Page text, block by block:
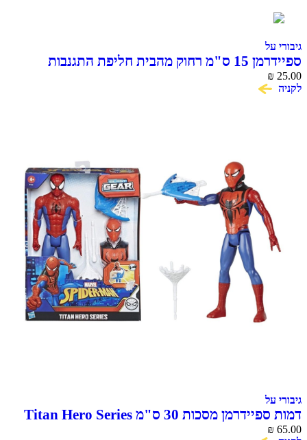
גיבורי על
ספיידרמן 15 ס"מ רחוק מהבית חליפת התגנבות
SPIDER MAN
₪ 25.00
לקניה
גיבורי על
דמות ספיידרמן מסכות 30 ס"מ Titan Hero Series
₪ 65.00